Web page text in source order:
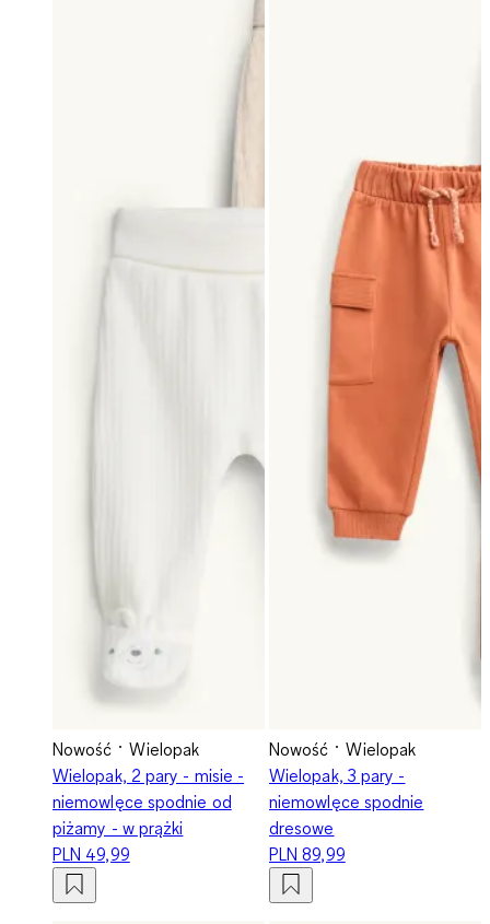
Nowość
Wielopak
Wielopak, 2 pary - misie -
niemowlęce spodnie od
piżamy - w prążki
PLN 49,99
Nowość
Wielopak
Wielopak, 3 pary -
niemowlęce spodnie
dresowe
PLN 89,99